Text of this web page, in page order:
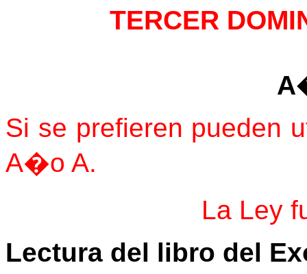
TERCER
Si se prefieren pueden
A�o A.
La Ley
Lectura del libro del